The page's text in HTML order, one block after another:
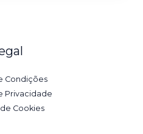
Condições
Privacidade
Cookies